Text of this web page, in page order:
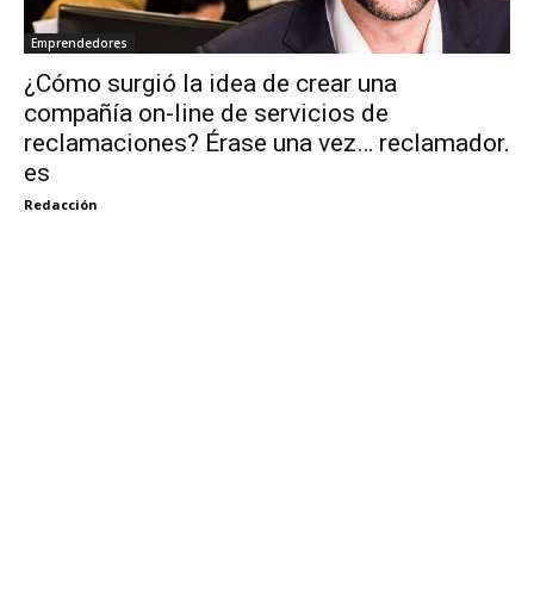
Emprendedores
¿Cómo surgió la idea de crear una
compañía on-line de servicios de
reclamaciones? Érase una vez… reclamador.
es
Redacción